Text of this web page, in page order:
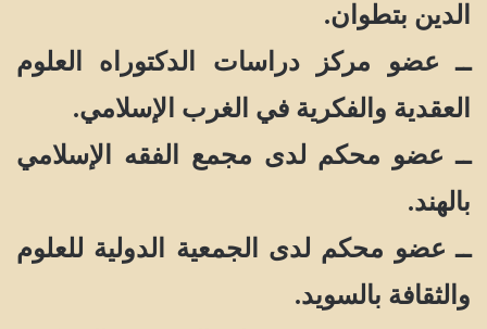
الدين بتطوان.
ــ عضو مركز دراسات الدكتوراه العلوم
العقدية والفكرية في الغرب الإسلامي.
ــ عضو محكم لدى مجمع الفقه الإسلامي
بالهند.
ــ عضو محكم لدى الجمعية الدولية للعلوم
والثقافة بالسويد.